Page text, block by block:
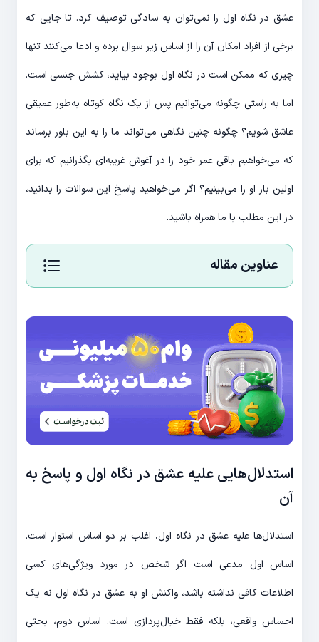
عشق در نگاه اول را نمی‌توان به سادگی توصیف کرد. تا جایی که
برخی از افراد امکان آن را از اساس زیر سوال برده و ادعا می‌کنند تنها
چیزی که ممکن است در نگاه اول بوجود بیاید، کشش جنسی است.
اما به راستی چگونه می‌توانیم پس از یک نگاه کوتاه به‌طور عمیقی
عاشق شویم؟ چگونه چنین نگاهی می‌تواند ما را به این باور برساند
که می‌خواهیم باقی عمر خود را در آغوش غریبه‌ای بگذرانیم که برای
اولین بار او را می‌بینیم؟ اگر می‌خواهید پاسخ این سوالات را بدانید،
در این مطلب با ما همراه باشید.
عناوین مقاله
استدلال‌هایی علیه عشق در نگاه اول و پاسخ به
آن
استدلال‌ها علیه عشق در نگاه اول، اغلب بر دو اساس استوار است.
اساس اول مدعی است اگر شخص در مورد ویژگی‌های کسی
اطلاعات کافی نداشته باشد، واکنش او به عشق در نگاه اول نه یک
احساس واقعی، بلکه فقط خیال‌پردازی است. اساس دوم، بحثی